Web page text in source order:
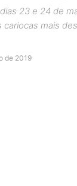
23 e 24 de
mais
de 2019